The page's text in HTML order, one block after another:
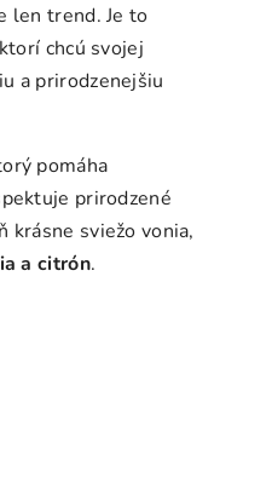
len trend. Je to
chcú svojej
a prirodzenejšiu
pomáha
prirodzené
krásne sviežo vonia,
a citrón.